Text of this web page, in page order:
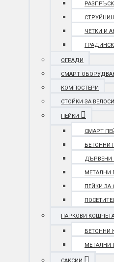
ЧЕТКИ И
ОГРАДИ
СМАРТ
КОМПОСТЕРИ
СТОЙКИ ЗА
ПЕЙКИ
СМАРТ
БЕТОННИ
ДЪРВЕНИ
МЕТАЛНИ
ПЕЙКИ ЗА
ПАРКОВИ
БЕТОННИ
МЕТАЛНИ